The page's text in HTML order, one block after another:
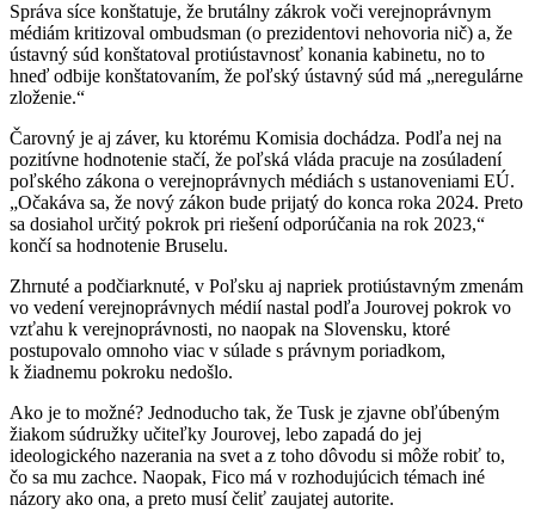
Správa síce konštatuje, že brutálny zákrok voči verejnoprávnym
médiám kritizoval ombudsman (o prezidentovi nehovoria nič) a, že
ústavný súd konštatoval protiústavnosť konania kabinetu, no to
hneď odbije konštatovaním, že poľský ústavný súd má „neregulárne
zloženie.“
Čarovný je aj záver, ku ktorému Komisia dochádza. Podľa nej na
pozitívne hodnotenie stačí, že poľská vláda pracuje na zosúladení
poľského zákona o verejnoprávnych médiách s ustanoveniami EÚ.
„Očakáva sa, že nový zákon bude prijatý do konca roka 2024. Preto
sa dosiahol určitý pokrok pri riešení odporúčania na rok 2023,“
končí sa hodnotenie Bruselu.
Zhrnuté a podčiarknuté, v Poľsku aj napriek protiústavným zmenám
vo vedení verejnoprávnych médií nastal podľa Jourovej pokrok vo
vzťahu k verejnoprávnosti, no naopak na Slovensku, ktoré
postupovalo omnoho viac v súlade s právnym poriadkom,
k žiadnemu pokroku nedošlo.
Ako je to možné? Jednoducho tak, že Tusk je zjavne obľúbeným
žiakom súdružky učiteľky Jourovej, lebo zapadá do jej
ideologického nazerania na svet a z toho dôvodu si môže robiť to,
čo sa mu zachce. Naopak, Fico má v rozhodujúcich témach iné
názory ako ona, a preto musí čeliť zaujatej autorite.